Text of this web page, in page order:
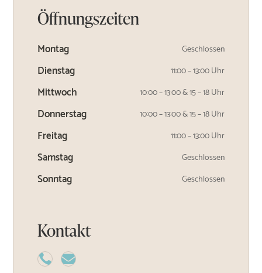
Öffnungszeiten
Montag Geschlossen
Dienstag 11:00 – 13:00 Uhr
Mittwoch 10:00 – 13:00 & 15 – 18 Uhr
Donnerstag 10:00 – 13:00 & 15 – 18 Uhr
Freitag 11:00 – 13:00 Uhr
Samstag Geschlossen
Sonntag Geschlossen
Kontakt
 